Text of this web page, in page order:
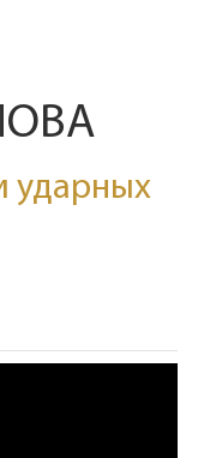
ударных